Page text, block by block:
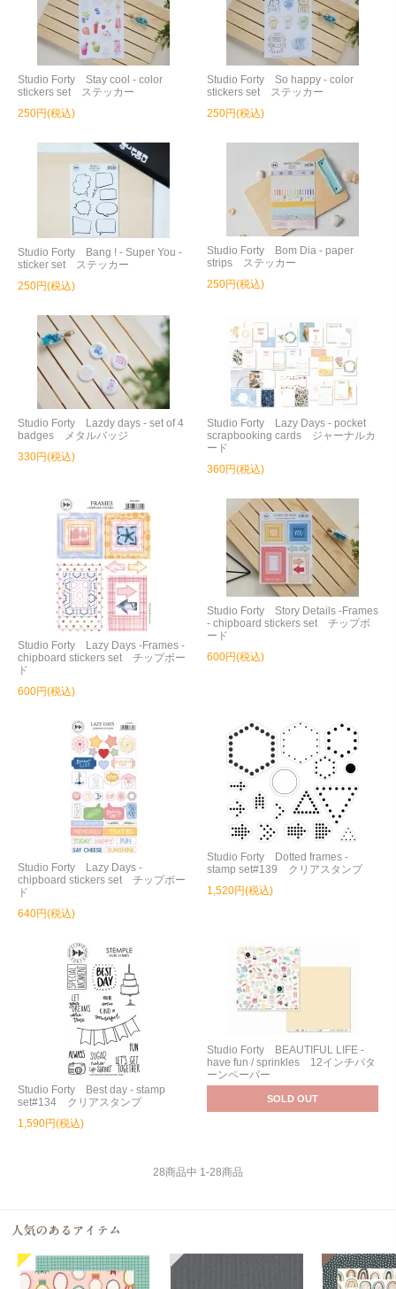
Studio Forty Stay cool - color
stickers set ステッカー
250円(税込)
Studio Forty So happy - color
stickers set ステッカー
250円(税込)
Studio Forty Bang ! - Super You -
sticker set ステッカー
250円(税込)
Studio Forty Bom Dia - paper
strips ステッカー
250円(税込)
Studio Forty Lazdy days - set of 4
badges メタルバッジ
330円(税込)
Studio Forty Lazy Days - pocket
scrapbooking cards ジャーナルカ
ード
360円(税込)
Studio Forty Lazy Days -Frames -
chipboard stickers set チップボー
ド
600円(税込)
Studio Forty Story Details -Frames
- chipboard stickers set チップボ
ード
600円(税込)
Studio Forty Lazy Days -
chipboard stickers set チップボー
ド
640円(税込)
Studio Forty Dotted frames -
stamp set#139 クリアスタンプ
1,520円(税込)
Studio Forty Best day - stamp
set#134 クリアスタンプ
1,590円(税込)
Studio Forty BEAUTIFUL LIFE -
have fun / sprinkles 12インチパタ
ーンペーパー
SOLD OUT
28商品中 1-28商品